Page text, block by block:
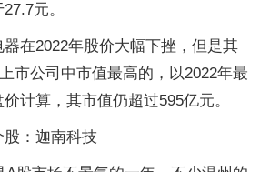
元。
在2022年股价大幅下挫，但是其
市公司中市值最高的，以2022年最
计算，其市值仍超过595亿元。
：迦南科技